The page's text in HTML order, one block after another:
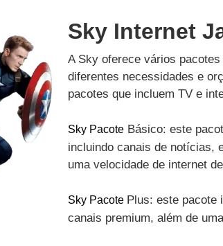
Sky Internet
A Sky oferece vários
diferentes necessidades e
pacotes que incluem TV e
Sky Pacote Básico: este
incluindo canais de notícias,
uma velocidade de internet
Sky Pacote Plus: este pacote
canais premium, além de